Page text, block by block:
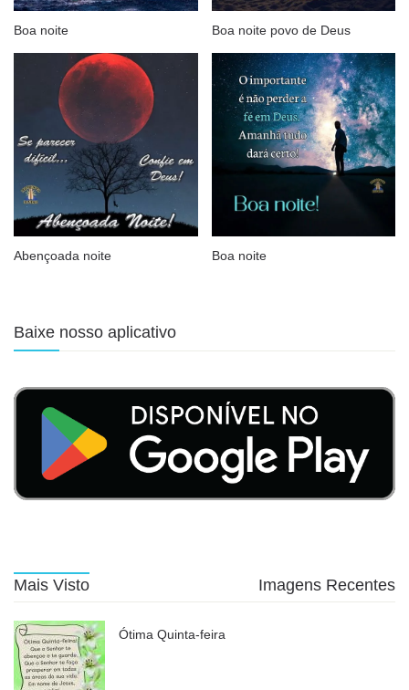
Boa noite Boa noite povo de Deus
Abençoada noite Boa noite
Baixe nosso aplicativo
Mais Visto Imagens Recentes
Ótima Quinta-feira